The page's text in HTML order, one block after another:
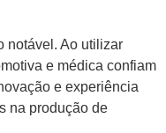
notável. Ao utilizar
e médica confiam
e experiência
​​na produção de